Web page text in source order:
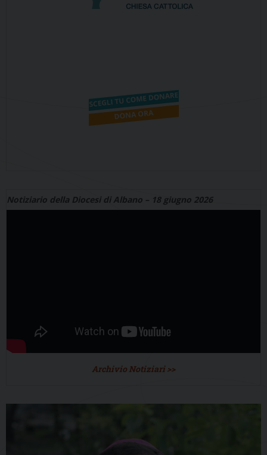
Notiziario della Diocesi di Albano – 18 giugno 2026
Archivio Notiziari >>